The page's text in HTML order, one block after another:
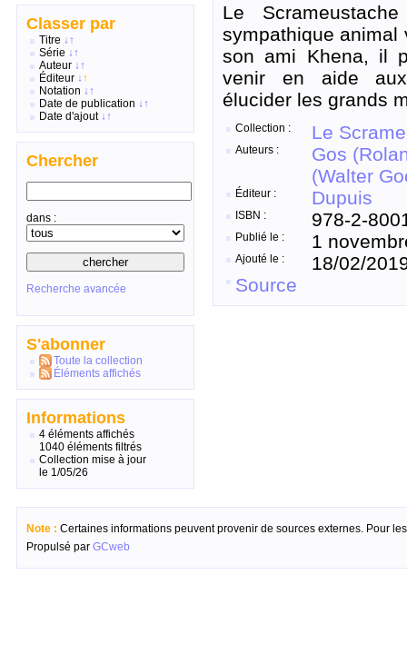
Classer par
Titre ↓↑
Série ↓↑
Auteur ↓↑
Éditeur ↓↑
Notation ↓↑
Date de publication ↓↑
Date d'ajout ↓↑
Chercher
dans :
Recherche avancée
S'abonner
Toute la collection
Éléments affichés
Informations
4 éléments affichés
1040 éléments filtrés
Collection mise à jour
le 1/05/26
Le
sympathique animal
son ami Khena, il
venir en aide
élucider les grands
Collection : Le
Auteurs :
Gos
(Walter
Éditeur : Dupuis
ISBN : 978-2-
Publié le : 1
Ajouté le :
18/02/
Source
Note : Certaines informations peuvent provenir de sources externes. Pour
Propulsé par GCweb